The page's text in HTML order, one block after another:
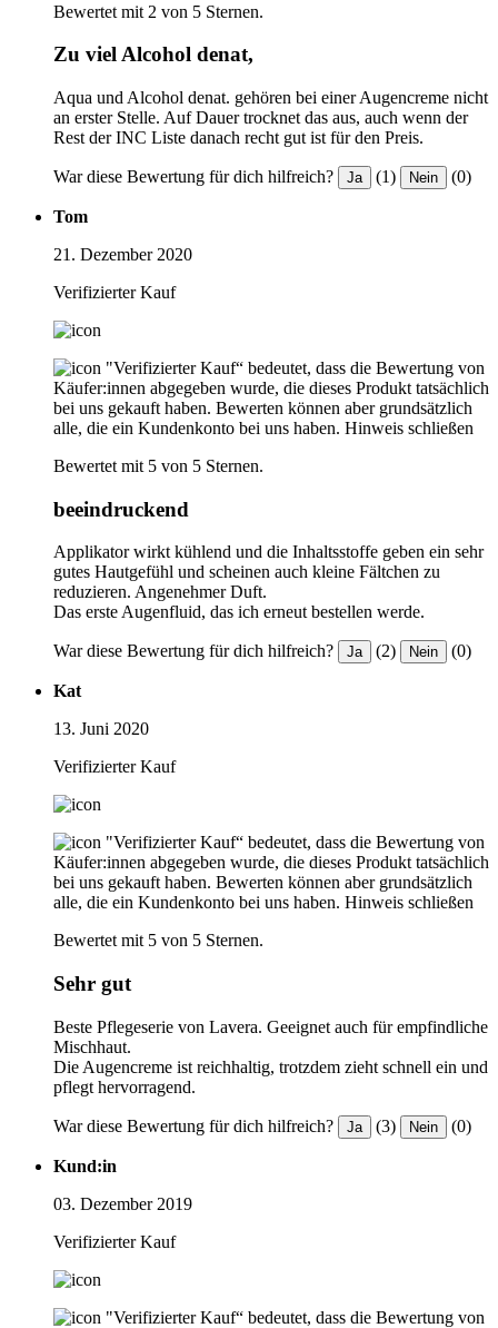
Bewertet mit 2 von 5 Sternen.
Zu viel Alcohol denat,
Aqua und Alcohol denat. gehören bei einer Augencreme nicht
an erster Stelle. Auf Dauer trocknet das aus, auch wenn der
Rest der INC Liste danach recht gut ist für den Preis.
War diese Bewertung für dich hilfreich? Ja (1) Nein (0)
Tom
21. Dezember 2020
Verifizierter Kauf
"Verifizierter Kauf“ bedeutet, dass die Bewertung von
Käufer:innen abgegeben wurde, die dieses Produkt tatsächlich
bei uns gekauft haben. Bewerten können aber grundsätzlich
alle, die ein Kundenkonto bei uns haben. Hinweis schließen
Bewertet mit 5 von 5 Sternen.
beeindruckend
Applikator wirkt kühlend und die Inhaltsstoffe geben ein sehr
gutes Hautgefühl und scheinen auch kleine Fältchen zu
reduzieren. Angenehmer Duft.
Das erste Augenfluid, das ich erneut bestellen werde.
War diese Bewertung für dich hilfreich? Ja (2) Nein (0)
Kat
13. Juni 2020
Verifizierter Kauf
"Verifizierter Kauf“ bedeutet, dass die Bewertung von
Käufer:innen abgegeben wurde, die dieses Produkt tatsächlich
bei uns gekauft haben. Bewerten können aber grundsätzlich
alle, die ein Kundenkonto bei uns haben. Hinweis schließen
Bewertet mit 5 von 5 Sternen.
Sehr gut
Beste Pflegeserie von Lavera. Geeignet auch für empfindliche
Mischhaut.
Die Augencreme ist reichhaltig, trotzdem zieht schnell ein und
pflegt hervorragend.
War diese Bewertung für dich hilfreich? Ja (3) Nein (0)
Kund:in
03. Dezember 2019
Verifizierter Kauf
"Verifizierter Kauf“ bedeutet, dass die Bewertung von